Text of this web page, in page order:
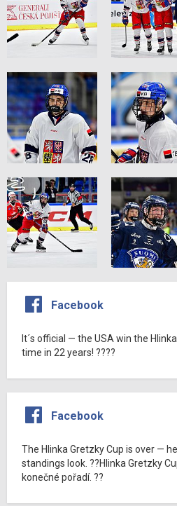
Facebook
It´s official — the USA win the
time in 22 years! ????
Facebook
The Hlinka Gretzky Cup is over —
standings look. ??Hlinka Gretzky
konečné pořadí. ??